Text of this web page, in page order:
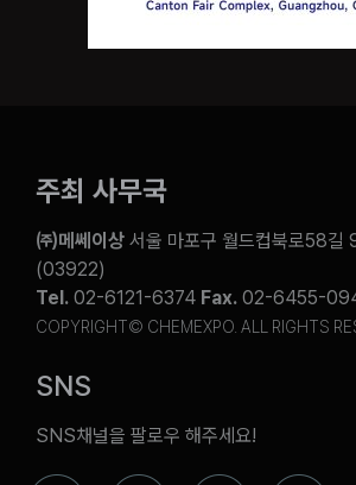
주최 사무국
㈜메쎄이상서울 마포구 월드컵북로58길
(03922)
Tel.02-6121-6374 Fax.02-6455-
COPYRIGHT© CHEMEXPO. ALL RIGHTS
SNS
SNS채널을 팔로우 해주세요!